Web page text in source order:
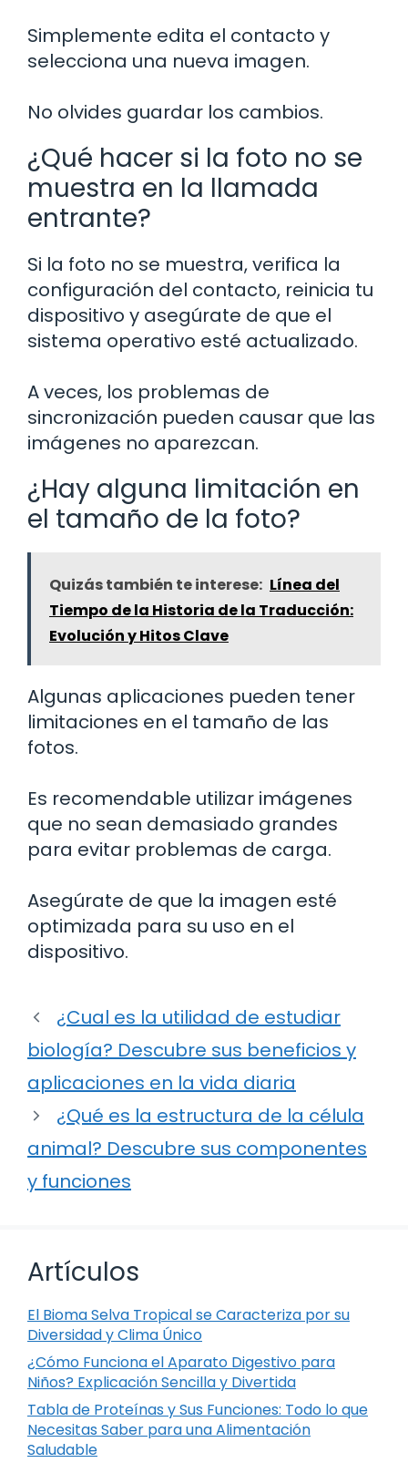
Simplemente edita el contacto y
selecciona una nueva imagen.
No olvides guardar los cambios.
¿Qué hacer si la foto no se
muestra en la llamada
entrante?
Si la foto no se muestra, verifica la
configuración del contacto, reinicia tu
dispositivo y asegúrate de que el
sistema operativo esté actualizado.
A veces, los problemas de
sincronización pueden causar que las
imágenes no aparezcan.
¿Hay alguna limitación en
el tamaño de la foto?
Quizás también te interese: Línea del
Tiempo de la Historia de la Traducción:
Evolución y Hitos Clave
Algunas aplicaciones pueden tener
limitaciones en el tamaño de las
fotos.
Es recomendable utilizar imágenes
que no sean demasiado grandes
para evitar problemas de carga.
Asegúrate de que la imagen esté
optimizada para su uso en el
dispositivo.
¿Cual es la utilidad de estudiar
biología? Descubre sus beneficios y
aplicaciones en la vida diaria
¿Qué es la estructura de la célula
animal? Descubre sus componentes
y funciones
Artículos
El Bioma Selva Tropical se Caracteriza por su
Diversidad y Clima Único
¿Cómo Funciona el Aparato Digestivo para
Niños? Explicación Sencilla y Divertida
Tabla de Proteínas y Sus Funciones: Todo lo que
Necesitas Saber para una Alimentación
Saludable